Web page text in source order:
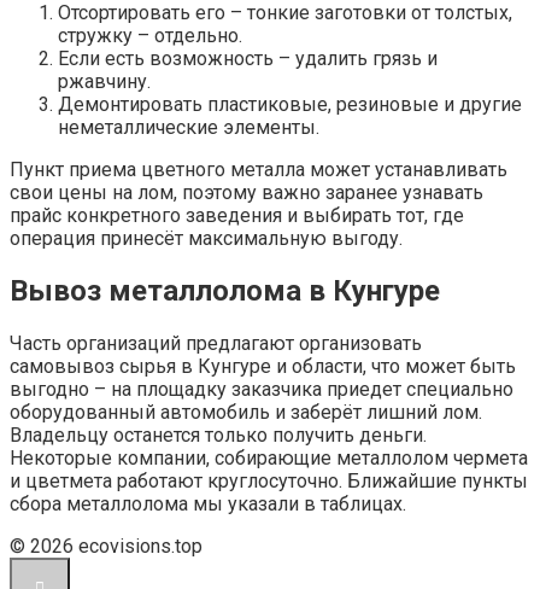
Отсортировать его – тонкие заготовки от толстых,
стружку – отдельно.
Если есть возможность – удалить грязь и
ржавчину.
Демонтировать пластиковые, резиновые и другие
неметаллические элементы.
Пункт приема цветного металла может устанавливать
свои цены на лом, поэтому важно заранее узнавать
прайс конкретного заведения и выбирать тот, где
операция принесёт максимальную выгоду.
Вывоз металлолома в Кунгуре
Часть организаций предлагают организовать
самовывоз сырья в Кунгуре и области, что может быть
выгодно – на площадку заказчика приедет специально
оборудованный автомобиль и заберёт лишний лом.
Владельцу останется только получить деньги.
Некоторые компании, собирающие металлолом чермета
и цветмета работают круглосуточно. Ближайшие пункты
сбора металлолома мы указали в таблицах.
© 2026 ecovisions.top